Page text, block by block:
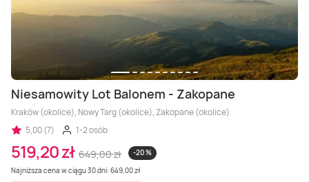
Niesamowity Lot Balonem - Zakopane
Kraków (okolice), Nowy Targ (okolice), Zakopane (okolice)
5,00 (7)
1-2 osób
519,20 zł 649,00 zł
-20 %
Najniższa cena w ciągu 30 dni: 649,00 zł